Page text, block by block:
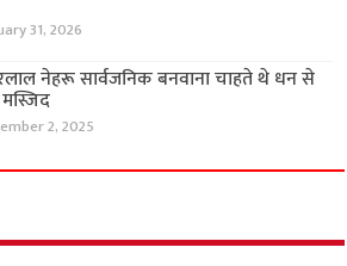
31, 2026
नेहरू सार्वजनिक बनवाना चाहते थे धन से
मस्जिद
2, 2025